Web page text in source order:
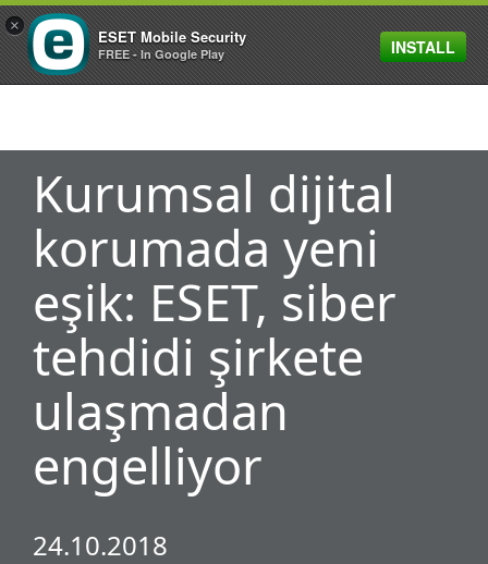
MENU
Kurumsal dijital
korumada yeni
eşik: ESET, siber
tehdidi şirkete
ulaşmadan
engelliyor
24.10.2018
×
ESET Mobile Security
FREE - In Google Play INSTALL